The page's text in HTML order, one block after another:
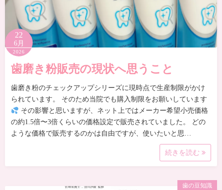
22
6月
2026
歯磨き粉販売の現状へ思うこと
歯磨き粉のチェックアップシリーズに現時点で生産制限がかけ
られています。 そのため当院でも購入制限をお願いしています
その影響と思いますが、ネット上ではメーカー希望小売価格
の約1.5倍〜3倍くらいの価格設定で販売されていました。 どの
ような価格で販売するのかは自由ですが、使いたいと思…
続きを読む
歯の豆知識